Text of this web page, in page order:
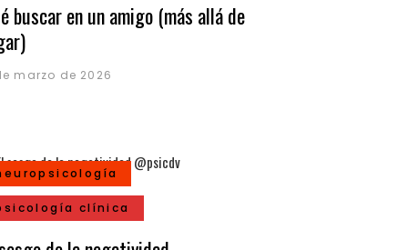
buscar en un amigo (más allá de
marzo de 2026
clínica